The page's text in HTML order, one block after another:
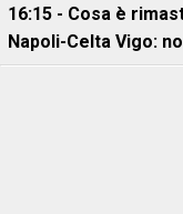
16:15 - Cosa è
Napoli-Celta Vigo: